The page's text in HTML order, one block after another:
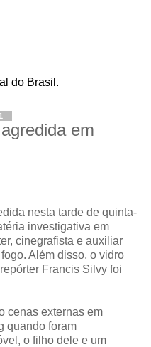
do Brasil.
em
nesta tarde de quinta-
investigativa em
cinegrafista e auxiliar
Além disso, o vidro
Francis Silvy foi
cenas externas em
quando foram
o filho dele e um